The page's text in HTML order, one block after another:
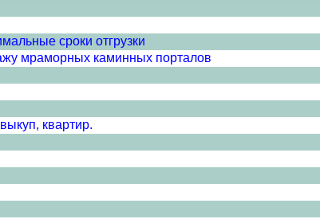
сроки отгрузки
мраморных каминных порталов
квартир.